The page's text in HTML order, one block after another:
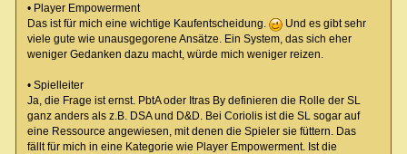
• Player Empowerment
Das ist für mich eine wichtige Kaufentscheidung.
Und es gibt sehr
viele gute wie unausgegorene Ansätze. Ein System, das sich eher
weniger Gedanken dazu macht, würde mich weniger reizen.
• Spielleiter
Ja, die Frage ist ernst. PbtA oder Itras By definieren die Rolle der SL
ganz anders als z.B. DSA und D&D. Bei Coriolis ist die SL sogar auf
eine Ressource angewiesen, mit denen die Spieler sie füttern. Das
fällt für mich in eine Kategorie wie Player Empowerment. Ist die